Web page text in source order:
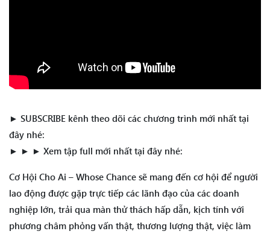
► SUBSCRIBE kênh theo dõi các chương trình mới nhất tại
đây nhé:
► ► ► Xem tập full mới nhất tại đây nhé:
Cơ Hội Cho Ai – Whose Chance sẽ mang đến cơ hội để người
lao động được gặp trực tiếp các lãnh đạo của các doanh
nghiệp lớn, trải qua màn thử thách hấp dẫn, kịch tính với
phương châm phỏng vấn thật, thương lượng thật, việc làm